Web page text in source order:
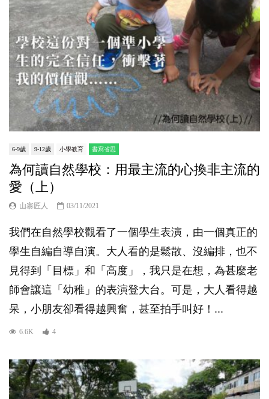
6-9歲 9-12歲 小學教育 書寫省思
為何讀自然學校：用最主流的心換非主流的
愛（上）
山寨匠人 03/11/2021
我們在自然學校觀看了一個學生表演，由一個真正的
學生自編自導自演。大人看的是鬆散、沒編排，也不
見得到「目標」和「高度」，我只是在想，為甚麼老
師會讓這「幼稚」的表演登大台。可是，大人看得越
呆，小朋友卻看得越興奮，甚至拍手叫好！...
6.6K 4